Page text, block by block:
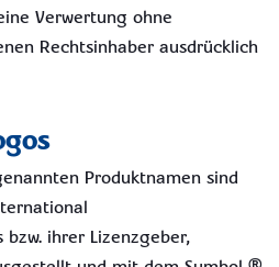
Verwertung ohne
Rechtsinhaber ausdrücklich
Produktnamen sind
ihrer Lizenzgeber,